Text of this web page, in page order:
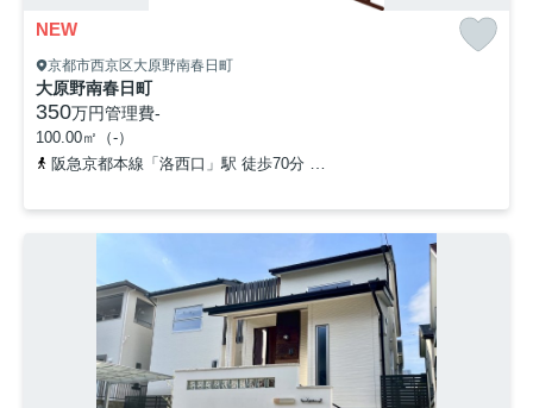
NEW
京都市西京区大原野南春日町
大原野南春日町
350万円管理費-
100.00㎡（-）
阪急京都本線「洛西口」駅 徒歩70分